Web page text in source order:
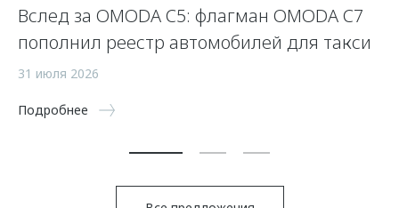
Вслед за OMODA C5: флагман OMODA C7
пополнил реестр автомобилей для такси
31 июля 2026
Подробнее